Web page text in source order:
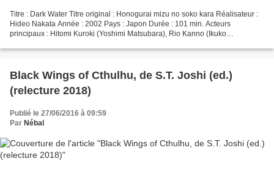
Titre : Dark Water Titre original : Honogurai mizu no soko kara Réalisateur :
Hideo Nakata Année : 2002 Pays : Japon Durée : 101 min. Acteurs
principaux : Hitomi Kuroki (Yoshimi Matsubara), Rio Kanno (Ikuko
Black Wings of Cthulhu, de S.T. Joshi (ed.)
(relecture 2018)
Publié le 27/06/2016 à 09:59
Par Nébal